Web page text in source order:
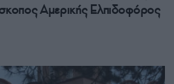
Αμερικής Ελπιδοφόρος